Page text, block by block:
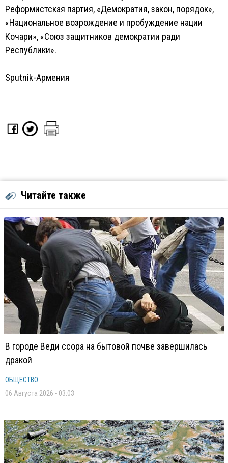
Реформистская партия, «Демократия, закон, порядок»,
«Национальное возрождение и пробуждение нации
Кочари», «Союз защитников демократии ради
Республики».
Sputnik-Армения
Читайте также
В городе Веди ссора на бытовой почве завершилась
дракой
ОБЩЕСТВО
06 Августа 2026 - 03:03